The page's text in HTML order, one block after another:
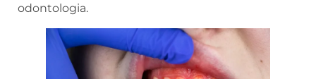
odontologia.